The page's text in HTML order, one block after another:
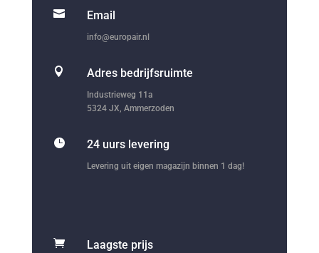
 Email
info@europair.nl
 Adres bedrijfsruimte
Industrieweg 11a
5324 JX, Ammerzoden
 24 uurs levering
Levering uit eigen magazijn binnen 1 dag!
 Laagste prijs